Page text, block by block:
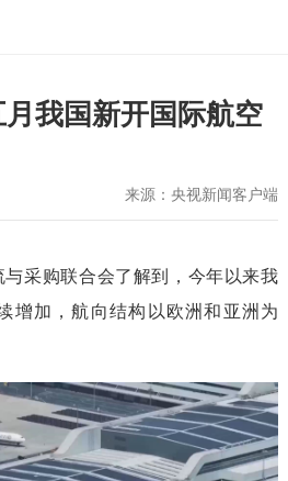
我国新开国际航空
来源：央视新闻客户端
采购联合会了解到，今年以来我
增加，航向结构以欧洲和亚洲为